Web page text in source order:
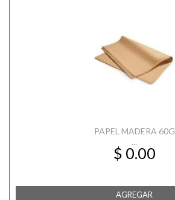
PAPEL MADERA 60G
...
$ 0.00
AGREGAR